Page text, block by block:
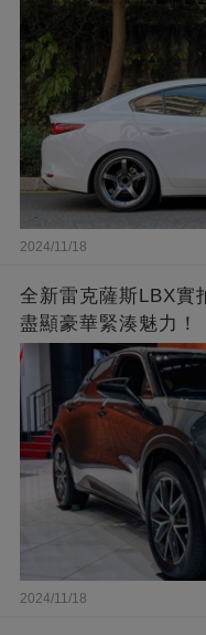
2024/11/18
全新雷克薩斯LBX實
盡顯豪華緊湊魅力！
2024/11/18